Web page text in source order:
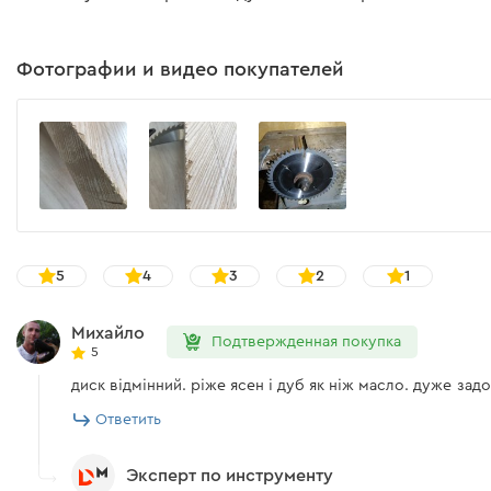
Фотографии и видео покупателей
5 4 3 2 1
Михайло
5
Подтвержденная покупка
диск відмінний. ріже ясен і дуб як ніж масло. дуже
Ответить
Эксперт по инструменту